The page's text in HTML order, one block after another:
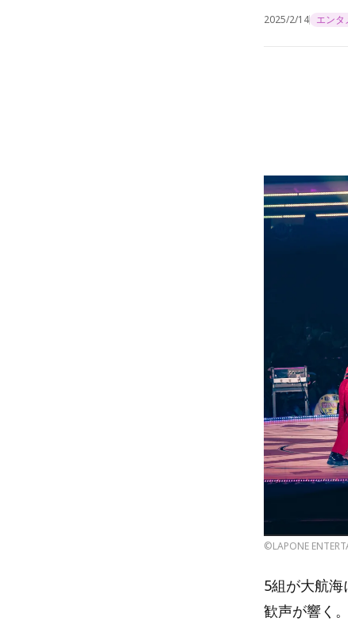
2025/2/14 エンタ
©LAPONE
5組が大航
歓声が響く